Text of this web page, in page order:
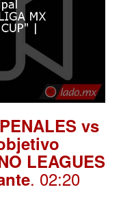
vs
LEAGUES
. 02:20